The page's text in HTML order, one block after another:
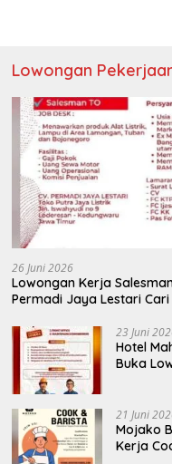
Pengungkapan 17 Kasus,
Malang Ringkus Tiga Pelaku
Pencurian Baterai Tower
Telekomunikasi
Lowongan
26 Juni 2026
Lowongan Kerja
Permadi Jaya Lestari
23 Juni
Hotel
Buka
21 Juni
Mojako
Kerja